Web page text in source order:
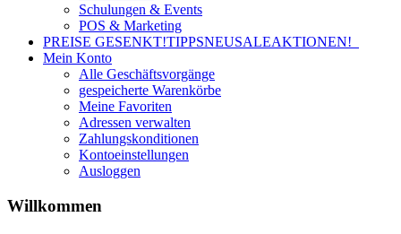
Schulungen & Events
POS & Marketing
PREISE GESENKT!TIPPSNEUSALEAKTIONEN!
Mein Konto
Alle Geschäftsvorgänge
gespeicherte Warenkörbe
Meine Favoriten
Adressen verwalten
Zahlungskonditionen
Kontoeinstellungen
Ausloggen
Willkommen